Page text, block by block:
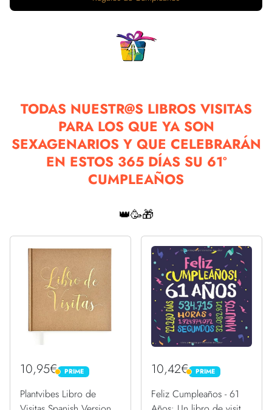
TODAS NUESTR@S LIBROS VISITAS
PARA LOS QUE YA SON
SEXAGENARIOS Y QUE CELEBRARÁN
EN ESTOS 365 DÍAS SU 61º
CUMPLEAÑOS
👑🥳🎁
10,95€ PRIME
PRIME
Plantvibes Libro de
10,42€ PRIME
PRIME
Feliz Cumpleaños - 61